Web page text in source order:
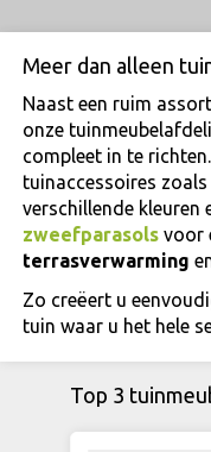
Meer dan alleen
Naast een ruim
onze
compleet in te
tuinaccessoires zoals
verschillende kleuren
zweefparasols voor
terrasverwarming
Zo creëert u
tuin waar u het hele
Top 3